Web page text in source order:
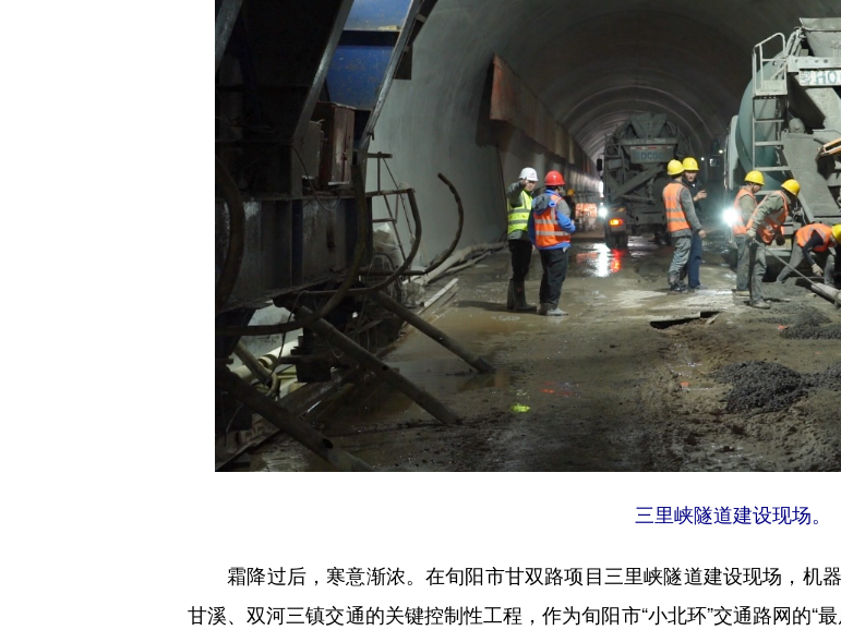
三里峡隧道建设现场。
霜降过后，寒意渐浓。在旬阳市甘双路项目三里峡隧道建设现场，机器
甘溪、双河三镇交通的关键控制性工程，作为旬阳市“小北环”交通路网的“